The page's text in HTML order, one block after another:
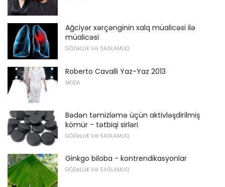
Ağciyər xərçənginin xalq müalicəsi ilə
müalicəsi
GÖZƏLLIK VƏ SAĞLAMLIQ
Roberto Cavalli Yaz-Yaz 2013
MODA
Bədən təmizləmə üçün aktivləşdirilmiş
kömür - tətbiqi sirləri
GÖZƏLLIK VƏ SAĞLAMLIQ
Ginkgo biloba - kontrendikasyonlar
GÖZƏLLIK VƏ SAĞLAMLIQ